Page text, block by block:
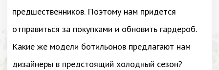
предшественников. Поэтому нам придется
отправиться за покупками и обновить гардероб.
Какие же модели ботильонов предлагают нам
дизайнеры в предстоящий холодный сезон?